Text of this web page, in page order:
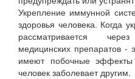
Укрепление иммунной
здоровья человека. Когда
рассматривается
медицинских препаратов -
имеют побочные
человек заболевает другим.